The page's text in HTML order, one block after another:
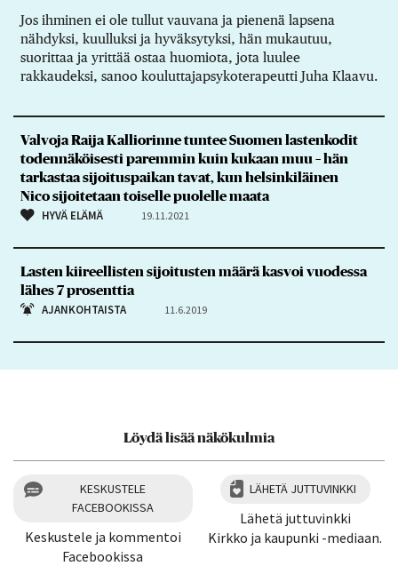
Jos ihminen ei ole tullut vauvana ja pienenä lapsena
nähdyksi, kuulluksi ja hyväksytyksi, hän mukautuu,
suorittaa ja yrittää ostaa huomiota, jota luulee
rakkaudeksi, sanoo kouluttaja­psykoterapeutti Juha Klaavu.
Valvoja Raija Kalliorinne tuntee Suomen lastenkodit
todennäköisesti paremmin kuin kukaan muu – hän
tarkastaa sijoituspaikan tavat, kun helsinkiläinen
Nico sijoitetaan toiselle puolelle maata
HYVÄ ELÄMÄ 19.11.2021
Lasten kiireellisten sijoitusten määrä kasvoi vuodessa
lähes 7 prosenttia
AJANKOHTAISTA 11.6.2019
Löydä lisää näkökulmia
KESKUSTELE
FACEBOOKISSA
Keskustele ja kommentoi
Facebookissa
LÄHETÄ JUTTUVINKKI
Lähetä juttuvinkki
Kirkko ja kaupunki -mediaan.